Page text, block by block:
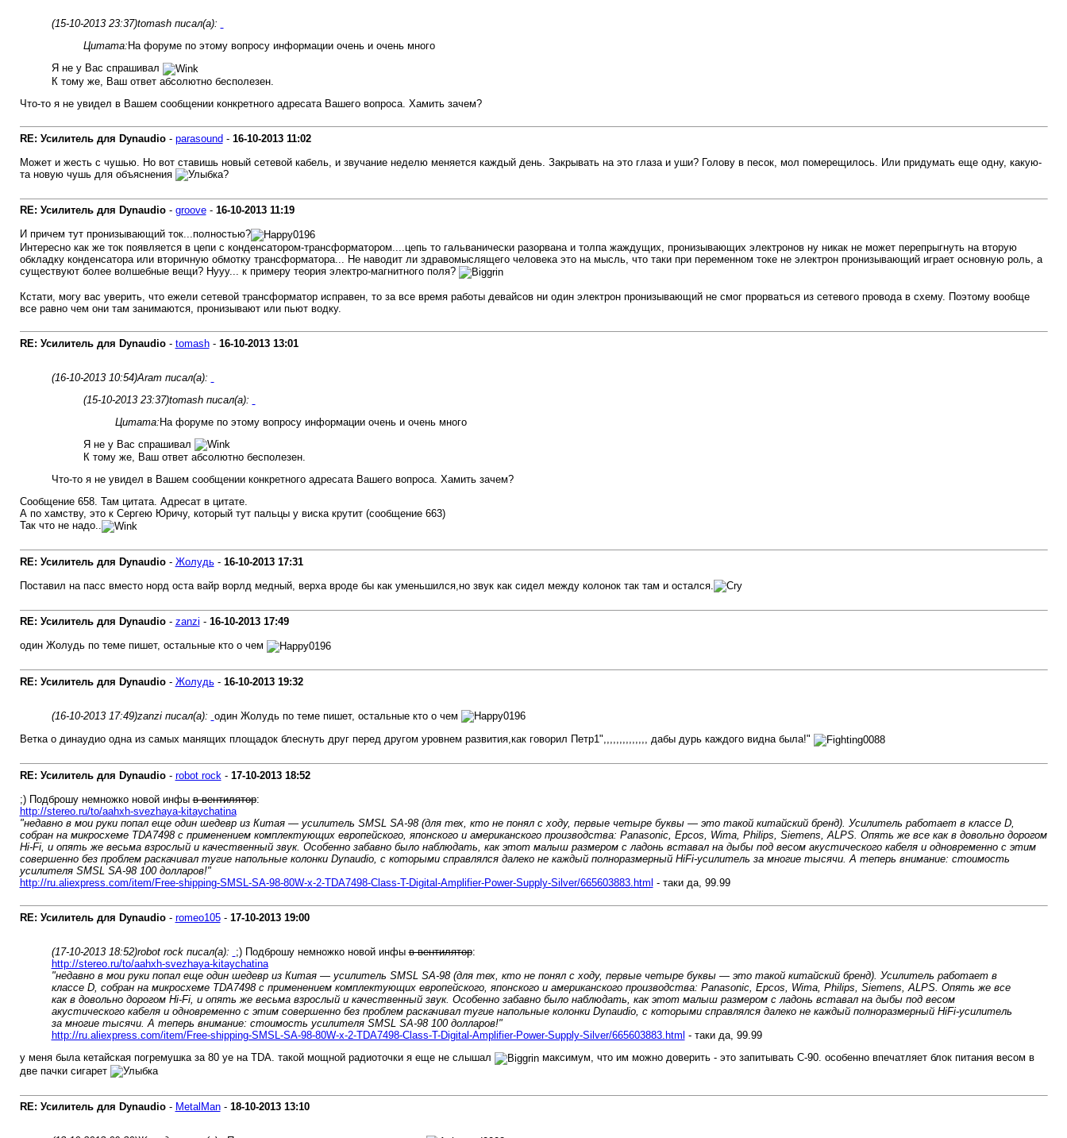
(15-10-2013 23:37)tomash писал(а):
Цитата: На форуме по этому вопросу информации очень и очень много
Я не у Вас спрашивал
К тому же, Ваш ответ абсолютно бесполезен.
Что-то я не увидел в Вашем сообщении конкретного адресата Вашего вопроса. Хамить зачем?
RE: Усилитель для Dynaudio- parasound - 16-10-2013 11:02
Может и жесть с чушью. Но вот ставишь новый сетевой кабель, и звучание неделю меняется каждый день. Закрывать на это глаза и уши? Голову в песок, мол померещилось. Или придумать еще одну, какую-
та новую чушь для объяснения
?
RE: Усилитель для Dynaudio- groove- 16-10-2013 11:19
И причем тут пронизывающий ток...полностью?
Интересно как же ток появляется в цепи с конденсатором-трансформатором....цепь то гальванически разорвана и толпа жаждущих, пронизывающих электронов ну никак не может перепрыгнуть на вторую
обкладку конденсатора или вторичную обмотку трансформатора... Не наводит ли здравомыслящего человека это на мысль, что таки при переменном токе не электрон пронизывающий играет основную роль, а
существуют более волшебные вещи? Нууу... к примеру теория электро-магнитного поля?
Кстати, могу вас уверить, что ежели сетевой трансформатор исправен, то за все время работы девайсов ни один электрон пронизывающий не смог прорваться из сетевого провода в схему. Поэтому вообще
все равно чем они там занимаются, пронизывают или пьют водку.
RE: Усилитель для Dynaudio- tomash- 16-10-2013 13:01
(16-10-2013 10:54)Aram писал(а):
(15-10-2013 23:37)tomash писал(а):
Цитата:На форуме по этому вопросу информации очень и очень много
Я не у Вас спрашивал
К тому же, Ваш ответ абсолютно бесполезен.
Что-то я не увидел в Вашем сообщении конкретного адресата Вашего вопроса. Хамить зачем?
Сообщение 658. Там цитата. Адресат в цитате.
А по хамству, это к Сергею Юричу, который тут пальцы у виска крутит (сообщение 663)
Так что не надо..
RE: Усилитель для Dynaudio- Жолудь- 16-10-2013 17:31
Поставил на пасс вместо норд оста вайр ворлд медный, верха вроде бы как уменьшился,но звук как сидел между колонок так там и остался.
RE: Усилитель для Dynaudio- zanzi - 16-10-2013 17:49
один Жолудь по теме пишет, остальные кто о чем
RE: Усилитель для Dynaudio- Жолудь- 16-10-2013 19:32
(16-10-2013 17:49)zanzi писал(а): один Жолудь по теме пишет, остальные кто о чем
Ветка о динаудио одна из самых манящих площадок блеснуть друг перед другом уровнем развития,как говорил Петр1",,,,,,,,,,,,,, дабы дурь каждого видна была!"
RE: Усилитель для Dynaudio- robot rock - 17-10-2013 18:52
;) Подброшу немножко новой инфыв вентилятор:
http://stereo.ru/to/aahxh-svezhaya-kitaychatina
"недавно в мои руки попал еще один шедевр из Китая — усилитель SMSL SA-98 (для тех, кто не понял с ходу, первые четыре буквы — это такой китайский бренд). Усилитель работает в классе D,
собран на микросхеме TDA7498 с применением комплектующих европейского, японского и американского производства: Panasonic, Epcos, Wima, Philips, Siemens, ALPS. Опять же все как в довольно дорогом
Hi-Fi, и опять же весьма взрослый и качественный звук. Особенно забавно было наблюдать, как этот малыш размером с ладонь вставал на дыбы под весом акустического кабеля и одновременно с этим
совершенно без проблем раскачивал тугие напольные колонки Dynaudio, с которыми справлялся далеко не каждый полноразмерный HiFi-усилитель за многие тысячи. А теперь внимание: стоимость
усилителя SMSL SA-98 100 долларов!"
http://ru.aliexpress.com/item/Free-shipping-SMSL-SA-98-80W-x-2-TDA7498-Class-T-Digital-Amplifier-Power-Supply-Silver/665603883.html - таки да, 99.99
RE: Усилитель для Dynaudio- romeo105- 17-10-2013 19:00
(17-10-2013 18:52)robot rock писал(а): ;) Подброшу немножко новой инфыв вентилятор:
http://stereo.ru/to/aahxh-svezhaya-kitaychatina
"недавно в мои руки попал еще один шедевр из Китая — усилитель SMSL SA-98 (для тех, кто не понял с ходу, первые четыре буквы — это такой китайский бренд). Усилитель работает в
классе D, собран на микросхеме TDA7498 с применением комплектующих европейского, японского и американского производства: Panasonic, Epcos, Wima, Philips, Siemens, ALPS. Опять же все
как в довольно дорогом Hi-Fi, и опять же весьма взрослый и качественный звук. Особенно забавно было наблюдать, как этот малыш размером с ладонь вставал на дыбы под весом
акустического кабеля и одновременно с этим совершенно без проблем раскачивал тугие напольные колонки Dynaudio, с которыми справлялся далеко не каждый полноразмерный HiFi-усилитель
за многие тысячи. А теперь внимание: стоимость усилителя SMSL SA-98 100 долларов!"
http://ru.aliexpress.com/item/Free-shipping-SMSL-SA-98-80W-x-2-TDA7498-Class-T-Digital-Amplifier-Power-Supply-Silver/665603883.html - таки да, 99.99
у меня была кетайская погремушка за 80 уе на TDA. такой мощной радиоточки я еще не слышал
максимум, что им можно доверить - это запитывать С-90. особенно впечатляет блок питания весом в
две пачки сигарет
RE: Усилитель для Dynaudio- MetalMan- 18-10-2013 13:10